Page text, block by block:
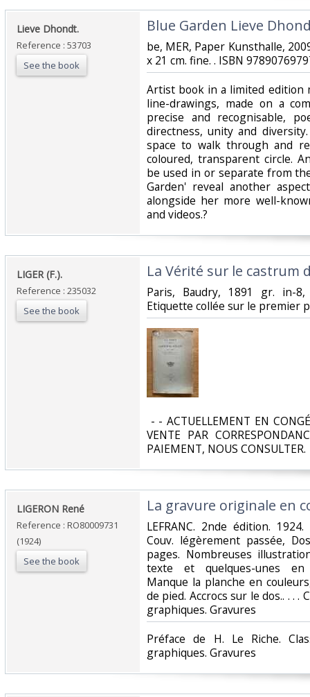
‎Lieve Dhondt.‎
Reference : 53703
See the book
‎Blue Garden Lieve
‎be, MER, Paper Kunsthalle,
x 21 cm. fine. . ISBN
‎Artist book in a limited edition
line-drawings, made on a
precise and recognisable,
directness, unity and
space to walk through and
coloured, transparent circle.
be used in or separate from
Garden' reveal another
alongside her more well-
and videos.?‎
‎LIGER (F.).‎
Reference : 235032
See the book
‎La Vérité sur le castrum
‎Paris, Baudry, 1891 gr. in-
Etiquette collée sur le premier
- - ACTUELLEMENT EN
VENTE PAR
PAIEMENT, NOUS CONSULTER.‎
‎LIGERON René‎
Reference : RO80009731
(1924)
See the book
‎La gravure originale en
‎LEFRANC. 2nde édition.
Couv. légèrement passée,
pages. Nombreuses
texte et quelques-unes en
Manque la planche en
de pied. Accrocs sur le dos.. . . .
graphiques. Gravures‎
‎Préface de H. Le Riche.
graphiques. Gravures‎